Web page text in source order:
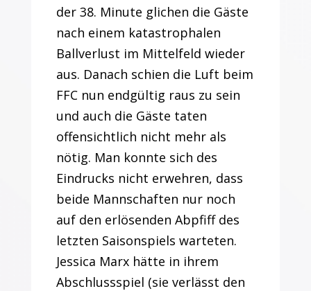
der 38. Minute glichen die Gäste
nach einem katastrophalen
Ballverlust im Mittelfeld wieder
aus. Danach schien die Luft beim
FFC nun endgültig raus zu sein
und auch die Gäste taten
offensichtlich nicht mehr als
nötig. Man konnte sich des
Eindrucks nicht erwehren, dass
beide Mannschaften nur noch
auf den erlösenden Abpfiff des
letzten Saisonspiels warteten.
Jessica Marx hätte in ihrem
Abschlussspiel (sie verlässt den